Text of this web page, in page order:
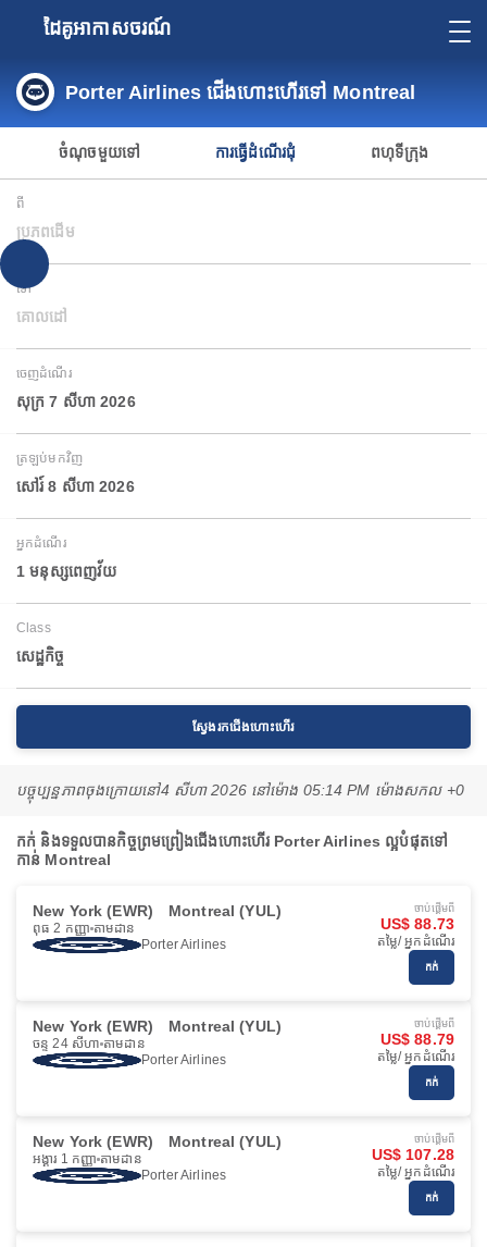
ដៃគូអាកាសចរណ៍
Porter Airlines ជើងហោះហើរទៅ Montreal
ចំណុចមួយទៅ ការធ្វើដំណើរជុំ ពហុទីក្រុង
ពី
ប្រភពដើម
ទៅ
គោលដៅ
ចេញដំណើរ
សុក្រ 7 សីហា 2026
ត្រឡប់មកវិញ
សៅរ៍ 8 សីហា 2026
អ្នកដំណើរ
1 មនុស្សពេញវ័យ
Class
សេដ្ឋកិច្ច
ស្វែងរកជើងហោះហើរ
បច្ចុប្បន្នភាពចុងក្រោយនៅ4 សីហា 2026 នៅ​ម៉ោង 05:14 PM ម៉ោង​សកល +0
កក់ និងទទួលបានកិច្ចព្រមព្រៀងជើងហោះហើរ Porter Airlines ល្អបំផុតទៅ
កាន់ Montreal
New York (EWR) Montreal (YUL)
ពុធ 2 កញ្ញា តាមដាន
Porter Airlines
ចាប់ផ្ដើមពី
US$ 88.73
តម្លៃ/ អ្នកដំណើរ
កក់
New York (EWR) Montreal (YUL)
ចន្ទ 24 សីហា តាមដាន
Porter Airlines
ចាប់ផ្ដើមពី
US$ 88.79
តម្លៃ/ អ្នកដំណើរ
កក់
New York (EWR) Montreal (YUL)
អង្គារ 1 កញ្ញា តាមដាន
Porter Airlines
ចាប់ផ្ដើមពី
US$ 107.28
តម្លៃ/ អ្នកដំណើរ
កក់